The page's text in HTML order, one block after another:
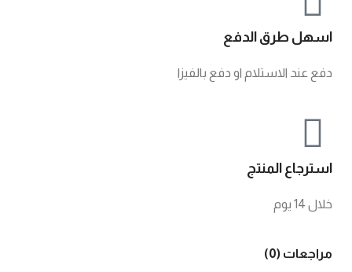
اسهل طرق الدفع
دفع عند الاستلام او دفع بالفيزا
استرجاع المنتج
خلال 14 يوم
مراجعات (0)